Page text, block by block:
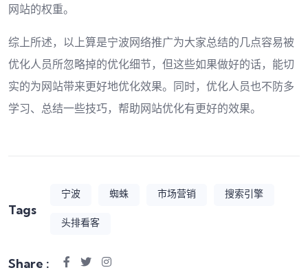
网站的权重。
综上所述，以上算是宁波网络推广为大家总结的几点容易被
优化人员所忽略掉的优化细节，但这些如果做好的话，能切
实的为网站带来更好地优化效果。同时，优化人员也不防多
学习、总结一些技巧，帮助网站优化有更好的效果。
Tags
宁波 蜘蛛 市场营销
搜索引擎
头排看客
Share :